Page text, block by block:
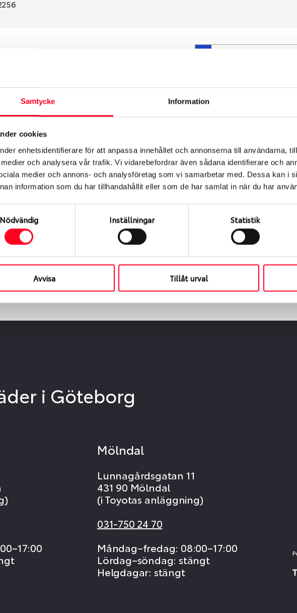
Samtycke Information
cookies
enhetsidentifierare för att anpassa innehållet och annonserna till användarna,
och analysera vår trafik. Vi vidarebefordrar även sådana identifierare och
medier och annons- och analysföretag som vi samarbetar med. Dessa kan i
information som du har tillhandahållit eller som de har samlat in när du har
Nödvändig Inställningar Statistik
Avvisa Tillåt urval
min bil?
för att se om det däck du valt passar din
däck som skall sättas på dina befintliga
extra gång så att däck och fälg har samma
fälgen ha bytts ut under årens lopp och inte
som bilen hade ut från fabrik.
Däckspecialen
eller fälgar hos oss levereras de direkt till någon av våra
anger du datum och tid för upphämtning eller service. När vi byter dina
i Göteborg
Mölndal
Lunnagårdsgatan 11
431 90 Mölndal
(i Toyotas anläggning)
031-750 24 70
Måndag–fredag: 08:00–17:00
Lördag–söndag: stängt
Helgdagar: stängt